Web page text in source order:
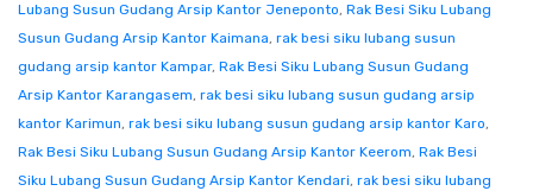
Lubang Susun Gudang Arsip Kantor Jeneponto, Rak Besi Siku Lubang
Susun Gudang Arsip Kantor Kaimana, rak besi siku lubang susun
gudang arsip kantor Kampar, Rak Besi Siku Lubang Susun Gudang
Arsip Kantor Karangasem, rak besi siku lubang susun gudang arsip
kantor Karimun, rak besi siku lubang susun gudang arsip kantor Karo,
Rak Besi Siku Lubang Susun Gudang Arsip Kantor Keerom, Rak Besi
Siku Lubang Susun Gudang Arsip Kantor Kendari, rak besi siku lubang